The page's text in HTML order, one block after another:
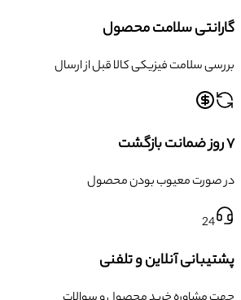
گارانتی سلامت محصول
بررسی سلامت فیزیکی کالا قبل از ارسال
۷ روز ضمانت بازگشت
در صورت معیوب بودن محصول
24
پشتیبانی آنلاین و تلفنی